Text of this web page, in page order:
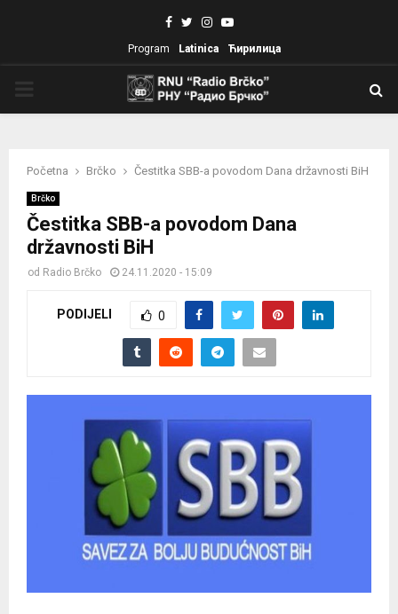
Facebook
TwitterInstagram
Youtube
Program Latinica Ћирилица
Početna Brčko Čestitka SBB-a povodom Dana državnosti BiH
Brčko
Čestitka SBB-a povodom Dana
državnosti BiH
od Radio Brčko 24.11.2020 - 15:09
PODIJELI 0